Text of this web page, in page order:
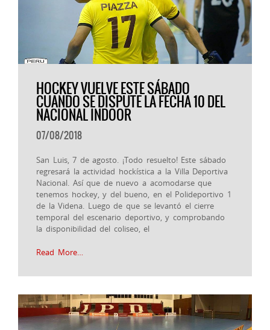
HOCKEY VUELVE ESTE SÁBADO
CUANDO SE DISPUTE LA FECHA 10 DEL
NACIONAL INDOOR
07/08/2018
San Luis, 7 de agosto. ¡Todo resuelto! Este sábado
regresará la actividad hockística a la Villa Deportiva
Nacional. Así que de nuevo a acomodarse que
tenemos hockey, y del bueno, en el Polideportivo 1
de la Videna. Luego de que se levantó el cierre
temporal del escenario deportivo, y comprobando
la disponibilidad del coliseo, el
Read More…